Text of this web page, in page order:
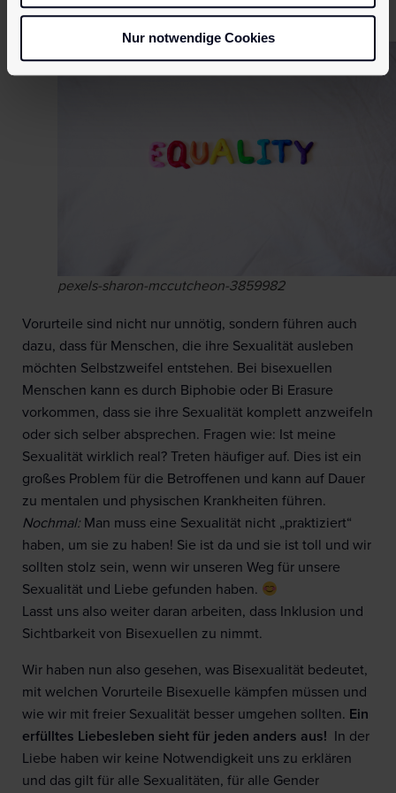
Nur notwendige Cookies
in eurem Umkreis outet.
pexels-sharon-mccutcheon-3859982
Vorurteile sind nicht nur unnötig, sondern führen auch
dazu, dass für Menschen, die ihre Sexualität ausleben
möchten Selbstzweifel entstehen. Bei bisexuellen
Menschen kann es durch Biphobie oder Bi Erasure
vorkommen, dass sie ihre Sexualität komplett anzweifeln
oder sich selber absprechen. Fragen wie: Ist meine
Sexualität wirklich real? Treten häufiger auf. Dies ist ein
großes Problem für die Betroffenen und kann auf Dauer
zu mentalen und physischen Krankheiten führen.
Nochmal: Man muss eine Sexualität nicht „praktiziert“
haben, um sie zu haben! Sie ist da und sie ist toll und wir
sollten stolz sein, wenn wir unseren Weg für unsere
Sexualität und Liebe gefunden haben.
Lasst uns also weiter daran arbeiten, dass Inklusion und
Sichtbarkeit von Bisexuellen zu nimmt.
Wir haben nun also gesehen, was Bisexualität bedeutet,
mit welchen Vorurteile Bisexuelle kämpfen müssen und
wie wir mit freier Sexualität besser umgehen sollten. Ein
erfülltes Liebesleben sieht für jeden anders aus!
In der
Liebe haben wir keine Notwendigkeit uns zu erklären
und das gilt für alle Sexualitäten, für alle Gender